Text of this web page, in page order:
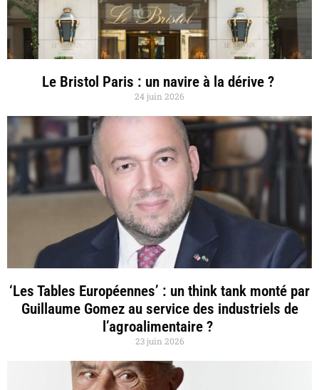
Le Bristol Paris : un navire à la dérive ?
24 juin 2026
‘Les Tables Européennes’ : un think tank monté par
Guillaume Gomez au service des industriels de
l’agroalimentaire ?
23 juin 2026